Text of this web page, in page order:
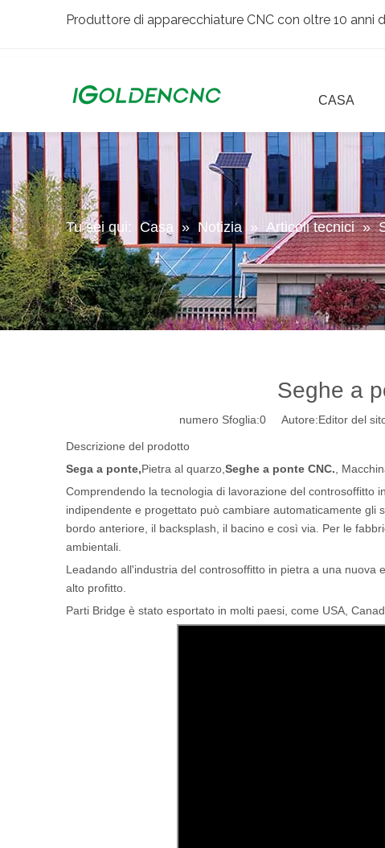
Produttore di apparecchiature CNC con oltre 10 anni
CASA
Tu sei qui: Casa » Notizia » Articoli tecnici »
Seghe a
numero Sfoglia:0 Autore:Editor del
Descrizione del prodotto
Sega a ponte,Pietra al quarzo, Seghe a ponte CNC. ,
Comprendendo la tecnologia di lavorazione del controsoffitto
indipendente e progettato può cambiare automaticamente
bordo anteriore, il backsplash, il bacino e così via. Per le
ambientali.
Leadando all'industria del controsoffitto in pietra a una
alto profitto.
Parti Bridge è stato esportato in molti paesi, come USA,